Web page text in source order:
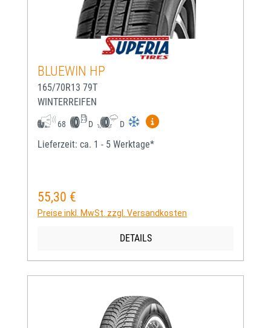
BLUEWIN HP
165/70R13 79T
WINTERREIFEN
68 D D
Mehr Informationen zum
Lieferzeit: ca. 1 - 5 Werktage*
Regulärer Preis:
55,30 €
Preise inkl. MwSt. zzgl. Versandkosten
DETAILS